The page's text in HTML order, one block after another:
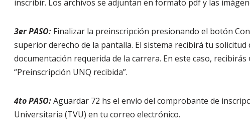
inscribir. Los archivos se adjuntan en formato pdf y las
3er PASO:Finalizar la preinscripción presionando el botón
superior derecho de la pantalla. El sistema recibirá tu
documentación requerida de la carrera. En este caso,
“Preinscripción UNQ recibida”.
4to PASO:Aguardar 72 hs el envío del comprobante de
Universitaria (TVU) en tu correo electrónico.